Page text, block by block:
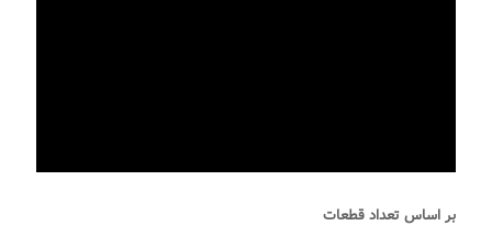
بر اساس تعداد قطعات